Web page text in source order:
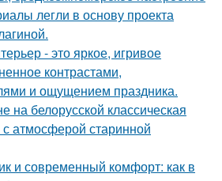
легли в основу проекта
- это яркое, игривое
контрастами,
и ощущением праздника.
на белорусской классическая
с атмосферой старинной
и современный комфорт: как в